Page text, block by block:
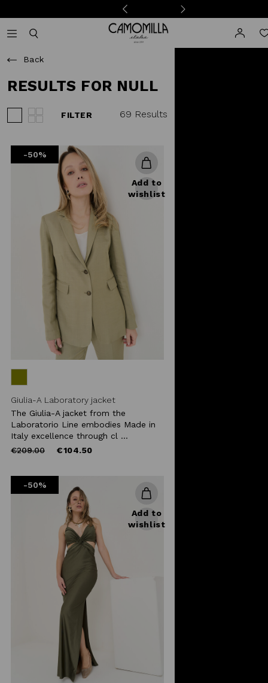
Camomilla Italia®
Back
RESULTS FOR NULL
FILTER 69 Results
-50%
Add to
wishlist
Giulia-A Laboratory jacket
The Giulia-A jacket from the
Laboratorio Line embodies Made in
Italy excellence through cl ...
Price
€209.00to €104.50
-50%
Add to
wishlist